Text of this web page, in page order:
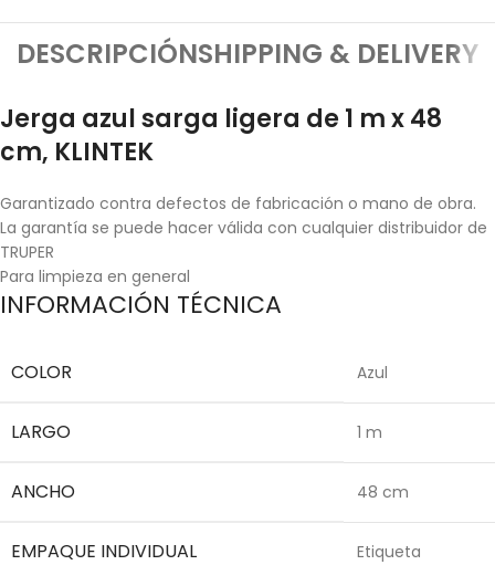
DESCRIPCIÓNSHIPPING & DELIVERY
Jerga azul sarga ligera de 1 m x 48
cm, KLINTEK
Garantizado contra defectos de fabricación o mano de obra.
La garantía se puede hacer válida con cualquier distribuidor de
TRUPER
Para limpieza en general
INFORMACIÓN TÉCNICA
COLOR Azul
LARGO 1 m
ANCHO 48 cm
EMPAQUE INDIVIDUAL Etiqueta